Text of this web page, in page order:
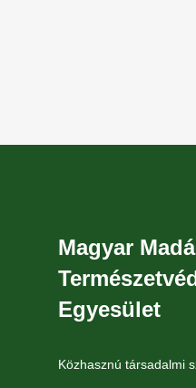
Magyar
Egyesület
Közhasznú társadalmi